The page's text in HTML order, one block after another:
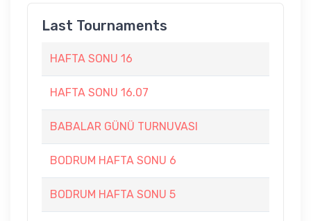
Last Tournaments
HAFTA SONU 16
HAFTA SONU 16.07
BABALAR GÜNÜ TURNUVASI
BODRUM HAFTA SONU 6
BODRUM HAFTA SONU 5